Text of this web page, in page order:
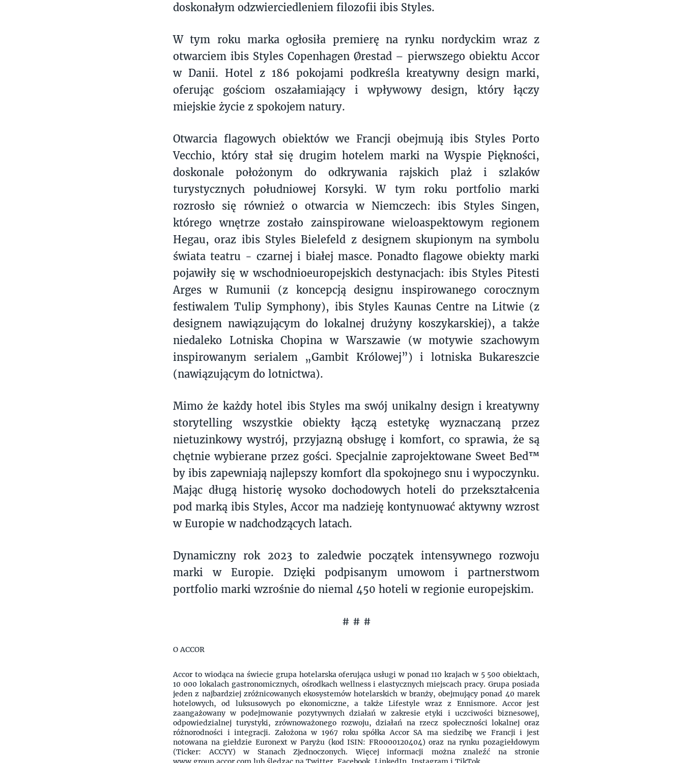
doskonałym odzwierciedleniem filozofii ibis Styles.
W tym roku marka ogłosiła premierę na rynku nordyckim wraz z
otwarciem ibis Styles Copenhagen Ørestad – pierwszego obiektu Accor
w Danii. Hotel z 186 pokojami podkreśla kreatywny design marki,
oferując gościom oszałamiający i wpływowy design, który łączy
miejskie życie z spokojem natury.
Otwarcia flagowych obiektów we Francji obejmują ibis Styles Porto
Vecchio, który stał się drugim hotelem marki na Wyspie Piękności,
doskonale położonym do odkrywania rajskich plaż i szlaków
turystycznych południowej Korsyki. W tym roku portfolio marki
rozrosło się również o otwarcia w Niemczech: ibis Styles Singen,
którego wnętrze zostało zainspirowane wieloaspektowym regionem
Hegau, oraz ibis Styles Bielefeld z designem skupionym na symbolu
świata teatru - czarnej i białej masce. Ponadto flagowe obiekty marki
pojawiły się w wschodnioeuropejskich destynacjach: ibis Styles Pitesti
Arges w Rumunii (z koncepcją designu inspirowanego corocznym
festiwalem Tulip Symphony), ibis Styles Kaunas Centre na Litwie (z
designem nawiązującym do lokalnej drużyny koszykarskiej), a także
niedaleko Lotniska Chopina w Warszawie (w motywie szachowym
inspirowanym serialem „Gambit Królowej”) i lotniska Bukareszcie
(nawiązującym do lotnictwa).
Mimo że każdy hotel ibis Styles ma swój unikalny design i kreatywny
storytelling wszystkie obiekty łączą estetykę wyznaczaną przez
nietuzinkowy wystrój, przyjazną obsługę i komfort, co sprawia, że są
chętnie wybierane przez gości. Specjalnie zaprojektowane Sweet Bed™
by ibis zapewniają najlepszy komfort dla spokojnego snu i wypoczynku.
Mając długą historię wysoko dochodowych hoteli do przekształcenia
pod marką ibis Styles, Accor ma nadzieję kontynuować aktywny wzrost
w Europie w nadchodzących latach.
Dynamiczny rok 2023 to zaledwie początek intensywnego rozwoju
marki w Europie. Dzięki podpisanym umowom i partnerstwom
portfolio marki wzrośnie do niemal 450 hoteli w regionie europejskim.
# # #
O ACCOR
Accor to wiodąca na świecie grupa hotelarska oferująca usługi w ponad 110 krajach w 5 500 obiektach,
10 000 lokalach gastronomicznych, ośrodkach wellness i elastycznych miejscach pracy. Grupa posiada
jeden z najbardziej zróżnicowanych ekosystemów hotelarskich w branży, obejmujący ponad 40 marek
hotelowych, od luksusowych po ekonomiczne, a także Lifestyle wraz z Ennismore. Accor jest
zaangażowany w podejmowanie pozytywnych działań w zakresie etyki i uczciwości biznesowej,
odpowiedzialnej turystyki, zrównoważonego rozwoju, działań na rzecz społeczności lokalnej oraz
różnorodności i integracji. Założona w 1967 roku spółka Accor SA ma siedzibę we Francji i jest
notowana na giełdzie Euronext w Paryżu (kod ISIN: FR0000120404) oraz na rynku pozagiełdowym
(Ticker: ACCYY) w Stanach Zjednoczonych. Więcej informacji można znaleźć na stronie